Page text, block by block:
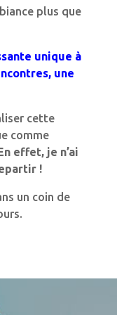
plus que
unique à
une
cette
comme
effet, je n’ai
!
un coin de